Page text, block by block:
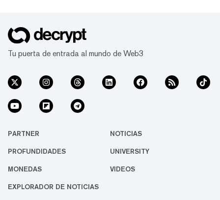
Tu puerta de entrada al mundo de Web3
PARTNER NOTICIAS
PROFUNDIDADES UNIVERSITY
MONEDAS VIDEOS
EXPLORADOR DE NOTICIAS